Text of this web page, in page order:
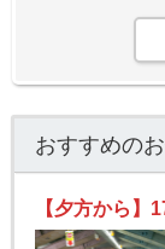
おすすめの